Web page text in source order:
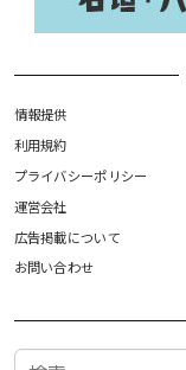
情報提供
利用規約
プライバシーポリシー
運営会社
広告掲載について
お問い合わせ
検